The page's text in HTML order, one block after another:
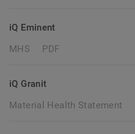
iQ Eminent
MHS
PDF
iQ Granit
Material Health Statement